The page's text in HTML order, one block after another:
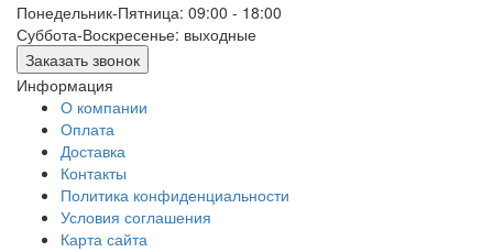
Понедельник-Пятница: 09:00 - 18:00
Суббота-Воскресенье: выходные
Заказать звонок
Информация
О компании
Оплата
Доставка
Контакты
Политика конфиденциальности
Условия соглашения
Карта сайта